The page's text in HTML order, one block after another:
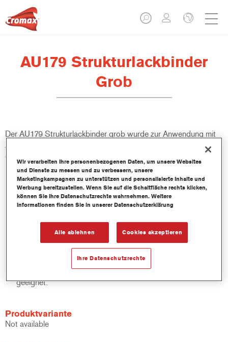
AU179 Strukturlackbinder
Grob
Der AU179 Strukturlackbinder grob wurde zur Anwendung mit
Zweikomponenten-Deck- und Klarlacken entwickelt,
einschließlich der Imron Fleet Line Serie.
Produktmerkmale
Kann in 2K-Decklacken und 2K-Klarlacken verwendet
werden: Centari 500 HB*, Centari 501*, Centari 5035,
3750S, 3760S, 3800S, CC6400, CC6600.
Kann in Imron Fleet Line 2K-Decklacken und Imron Fleet Line
2K-Klarlacken verwendet werden: Imron Traffic*, Imron Elite,
Imron Elite HDC und EL500.
Sowohl für stark strukturierte als auch glatte Finishs
geeignet.
Produktvariante
Not available
Wir verarbeiten Ihre personenbezogenen Daten, um unsere Websites
und Dienste zu messen und zu verbessern, unsere
Marketingkampagnen zu unterstützen und personalisierte Inhalte und
Werbung bereitzustellen. Wenn Sie auf die Schaltfläche rechts klicken,
können Sie Ihre Datenschutzrechte wahrnehmen. Weitere
Informationen finden Sie in unserer Datenschutzerklärung
Alle ablehnen Cookies akzeptieren
Ihre Datenschutzrechte